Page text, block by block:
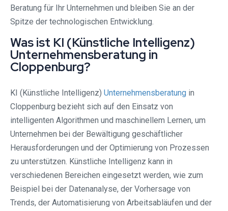
Beratung für Ihr Unternehmen und bleiben Sie an der
Spitze der technologischen Entwicklung.
Was ist KI (Künstliche Intelligenz)
Unternehmensberatung in
Cloppenburg?
KI (Künstliche Intelligenz) Unternehmensberatung in
Cloppenburg bezieht sich auf den Einsatz von
intelligenten Algorithmen und maschinellem Lernen, um
Unternehmen bei der Bewältigung geschäftlicher
Herausforderungen und der Optimierung von Prozessen
zu unterstützen. Künstliche Intelligenz kann in
verschiedenen Bereichen eingesetzt werden, wie zum
Beispiel bei der Datenanalyse, der Vorhersage von
Trends, der Automatisierung von Arbeitsabläufen und der